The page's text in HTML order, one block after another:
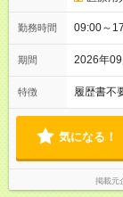
勤務時間 09:00～
期間 2026年
特徴 履歴書不
気になる！
掲載元